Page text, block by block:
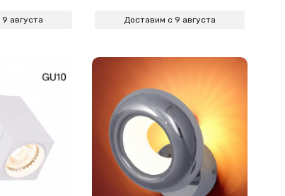
августа Доставим с 9 августа